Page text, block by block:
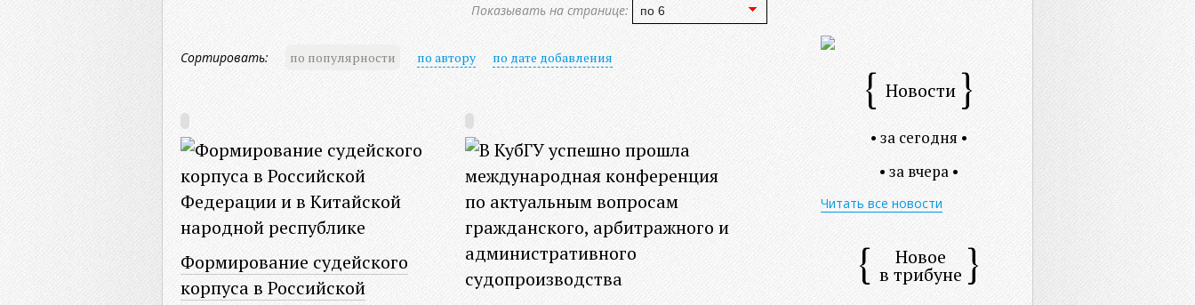
Показывать на странице:
Сортировать: по популярности по автору по дате добавления
Формирование судейского
корпуса в Российской
Новости
• за сегодня •
• за вчера •
Читать все новости
Новое
в трибуне